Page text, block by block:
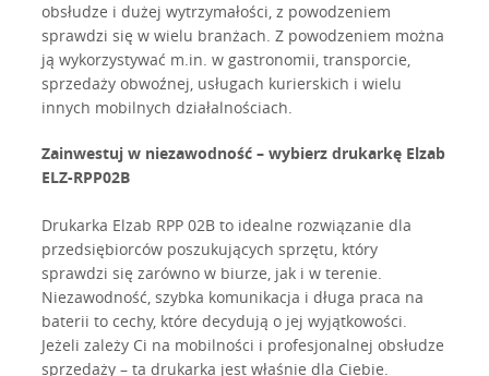
obsłudze i dużej wytrzymałości, z powodzeniem
sprawdzi się w wielu branżach. Z powodzeniem można
ją wykorzystywać m.in. w gastronomii, transporcie,
sprzedaży obwoźnej, usługach kurierskich i wielu
innych mobilnych działalnościach.
Zainwestuj w niezawodność – wybierz drukarkę Elzab
ELZ-RPP02B
Drukarka Elzab RPP 02B to idealne rozwiązanie dla
przedsiębiorców poszukujących sprzętu, który
sprawdzi się zarówno w biurze, jak i w terenie.
Niezawodność, szybka komunikacja i długa praca na
baterii to cechy, które decydują o jej wyjątkowości.
Jeżeli zależy Ci na mobilności i profesjonalnej obsłudze
sprzedaży – ta drukarka jest właśnie dla Ciebie.